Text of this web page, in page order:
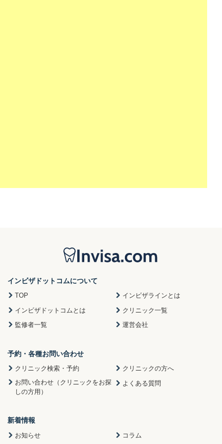
インビザドットコムについて
TOP
インビザラインとは
インビザドットコムとは
クリニック一覧
監修者一覧
運営会社
予約・各種お問い合わせ
クリニック検索・予約
クリニックの方へ
お問い合わせ（クリニックをお探
しの方用）
よくある質問
新着情報
お知らせ コラム